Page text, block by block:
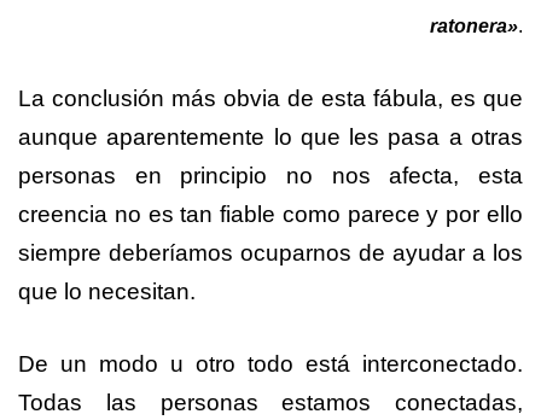
ratonera».
La conclusión más obvia de esta fábula, es que
aunque aparentemente lo que les pasa a otras
personas en principio no nos afecta, esta
creencia no es tan fiable como parece y por ello
siempre deberíamos ocuparnos de ayudar a los
que lo necesitan.
De un modo u otro todo está interconectado.
Todas las personas estamos conectadas,